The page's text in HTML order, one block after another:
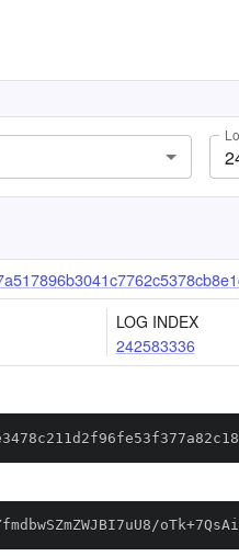
LOG INDEX
242583336